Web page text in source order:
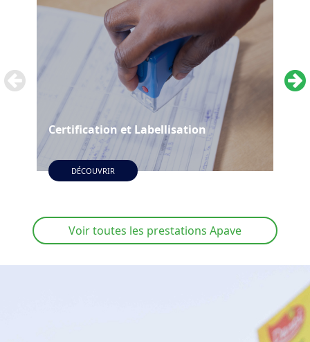
Certification et Labellisation
DÉCOUVRIR
Voir toutes les prestations Apave